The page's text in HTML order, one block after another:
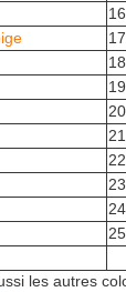
les autres